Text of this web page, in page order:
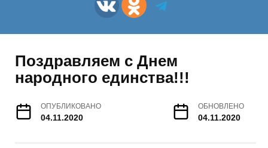
Поздравляем с Днем
народного единства!!!
ОПУБЛИКОВАНО
04.11.2020
ОБНОВЛЕНО
04.11.2020